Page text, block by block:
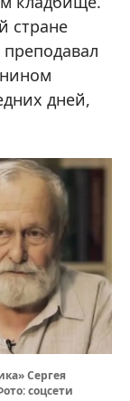
стране
преподавал
дней,
Сергея
соцсети